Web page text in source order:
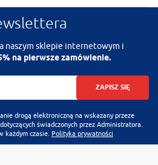
naszym sklepie internetowym i
na pierwsze zamówienie.
ZAPISZ SIĘ
drogą elektroniczną na wskazany przeze
świadczonych przez Administratora.
każdym czasie. Polityka prywatności